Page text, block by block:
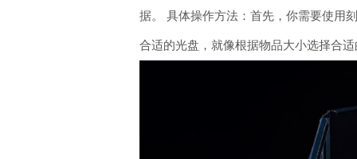
据。 具体操作方法：首先，你需要使用
合适的光盘，就像根据物品大小选择合